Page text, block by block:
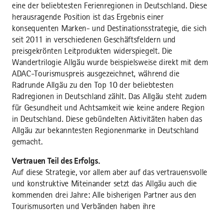
eine der beliebtesten Ferienregionen in Deutschland. Diese
herausragende Position ist das Ergebnis einer
konsequenten Marken- und Destinationsstrategie, die sich
seit 2011 in verschiedenen Geschäftsfeldern und
preisgekrönten Leitprodukten widerspiegelt. Die
Wandertrilogie Allgäu wurde beispielsweise direkt mit dem
ADAC-Tourismuspreis ausgezeichnet, während die
Radrunde Allgäu zu den Top 10 der beliebtesten
Radregionen in Deutschland zählt. Das Allgäu steht zudem
für Gesundheit und Achtsamkeit wie keine andere Region
in Deutschland. Diese gebündelten Aktivitäten haben das
Allgäu zur bekanntesten Regionenmarke in Deutschland
gemacht.
Vertrauen Teil des Erfolgs.
Auf diese Strategie, vor allem aber auf das vertrauensvolle
und konstruktive Miteinander setzt das Allgäu auch die
kommenden drei Jahre: Alle bisherigen Partner aus den
Tourismusorten und Verbänden haben ihre